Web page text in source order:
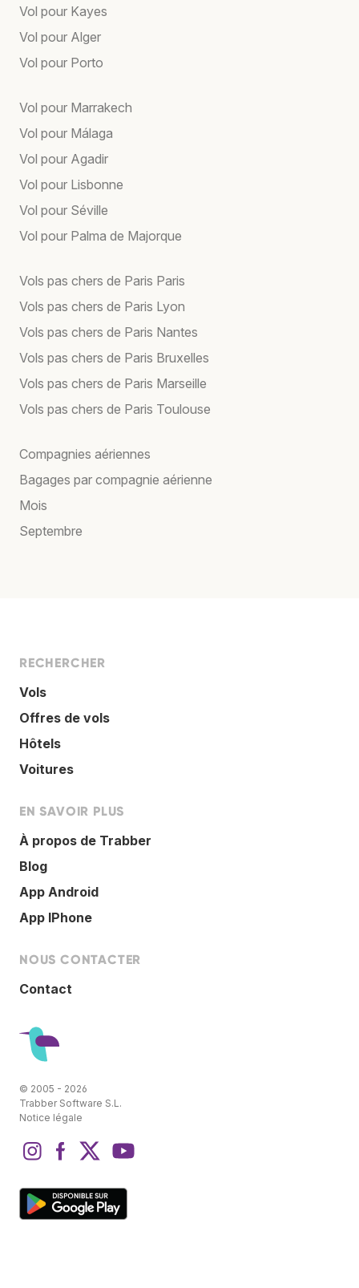
Vol pour Kayes
Vol pour Alger
Vol pour Porto
Vol pour Marrakech
Vol pour Málaga
Vol pour Agadir
Vol pour Lisbonne
Vol pour Séville
Vol pour Palma de Majorque
Vols pas chers de Paris Paris
Vols pas chers de Paris Lyon
Vols pas chers de Paris Nantes
Vols pas chers de Paris Bruxelles
Vols pas chers de Paris Marseille
Vols pas chers de Paris Toulouse
Compagnies aériennes
Bagages par compagnie aérienne
Mois
Septembre
RECHERCHER
Vols
Offres de vols
Hôtels
Voitures
EN SAVOIR PLUS
À propos de Trabber
Blog
App Android
App IPhone
NOUS CONTACTER
Contact
© 2005 - 2026
Trabber Software S.L.
Notice légale